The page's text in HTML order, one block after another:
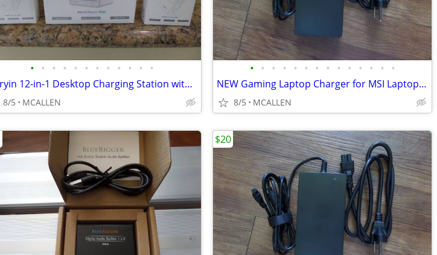
• • • • • • • • • • • •
Gitryin 12-in-1 Desktop Charging Station with 4 Retractable Wall Charg
8/5 MCALLEN
• • • • • • • • • • • • • •
NEW Gaming Laptop Charger for MSI Laptop Charger ( BARREL TIPS MISSING
8/5 MCALLEN
$20